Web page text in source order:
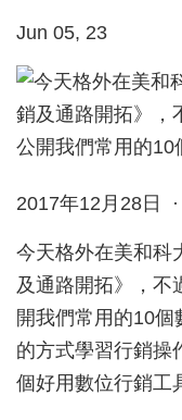
Jun 05, 23
2017年12月28日
今天格外在美和科
及通路開拓》，不
開我們常用的10
的方式學習行銷操
個好用數位行銷工